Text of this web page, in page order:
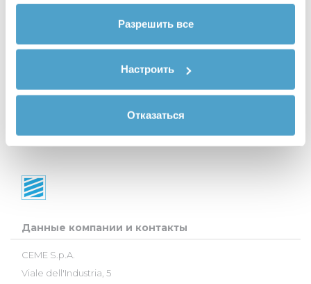
Разрешить все
Настроить
Отказаться
Данные компании и контакты
CEME S.p.A.
Viale dell'Industria, 5